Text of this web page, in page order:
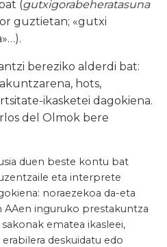
(gutxigorabeheratasuna
guztietan; «gutxi
bereziko alderdi bat:
hots,
ikasketei dagokiena.
del Olmok bere
duen beste kontu bat
eta interprete
noraezekoa da-eta
AAen inguruko prestakuntza
ematea ikasleei,
deskuidatu edo